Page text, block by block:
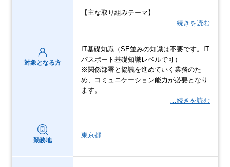
【主な取り組みテーマ】
…続きを読む
対象となる方
IT基礎知識（SE並みの知識は不要です。IT
パスポート基礎知識レベルで可）
※関係部署と協議を進めていく業務のた
め、コミュニケーション能力が必要となり
ます。
…続きを読む
勤務地
東京都